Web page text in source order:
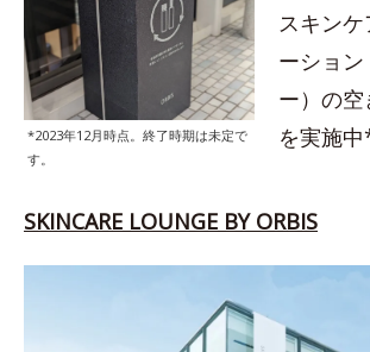
*2023年12月時点。終了時期は未定で
す。
スキン
ーション
ー）の空
を実施中*
SKINCARE LOUNGE BY ORBIS